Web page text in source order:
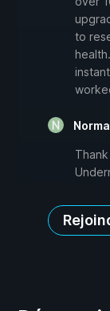
to